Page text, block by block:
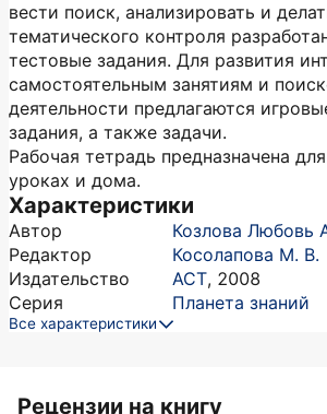
вести поиск, анализировать и
тематического контроля
тестовые задания. Для раз­вития
самостоятельным занятиям и
деятельности предлагаются
задания, а также задачи.
Рабочая тетрадь предназначена
уроках и дома.
Характеристики
Автор
Козлова Любовь
Редактор
Косолапова М. В.
Издательство
АСТ, 2008
Серия
Планета знаний
Все характеристики
Рецензии на книгу